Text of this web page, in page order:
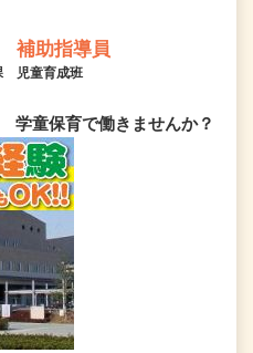
補助指導員
児童育成班
学童保育で働きませんか？